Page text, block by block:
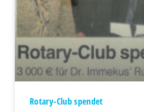
Rotary-Club spendet